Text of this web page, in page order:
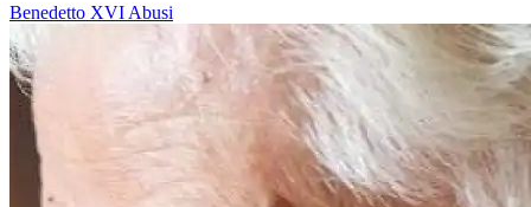
Benedetto XVI Abusi